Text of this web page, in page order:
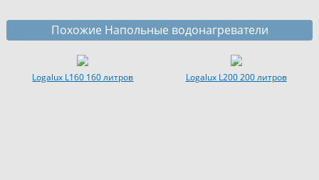
Похожие Напольные водонагреватели
Logalux L160 160 литров Logalux L200 200 литров